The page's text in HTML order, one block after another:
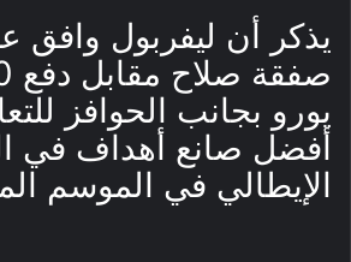
يذكر أن ليفربول
يورو بجانب الحوافز
أفضل صانع أهداف في
الإيطالي في الموسم